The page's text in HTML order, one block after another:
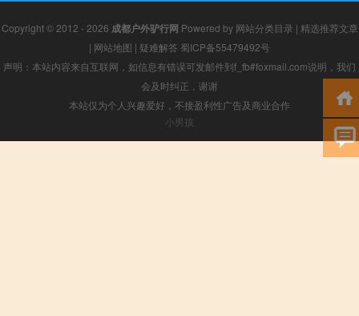
Copyright © 2012 - 2026 成都户外驴行网 Powered by 网站分类目录 | 精选推荐文章
| 网站地图 | 疑难解答 蜀ICP备55479492号
声明：本站内容来自互联网，如信息有错误可发邮件到f_fb#foxmail.com说明，我们
会及时纠正，谢谢
本站仅为个人兴趣爱好，不接盈利性广告及商业合作
小男孩